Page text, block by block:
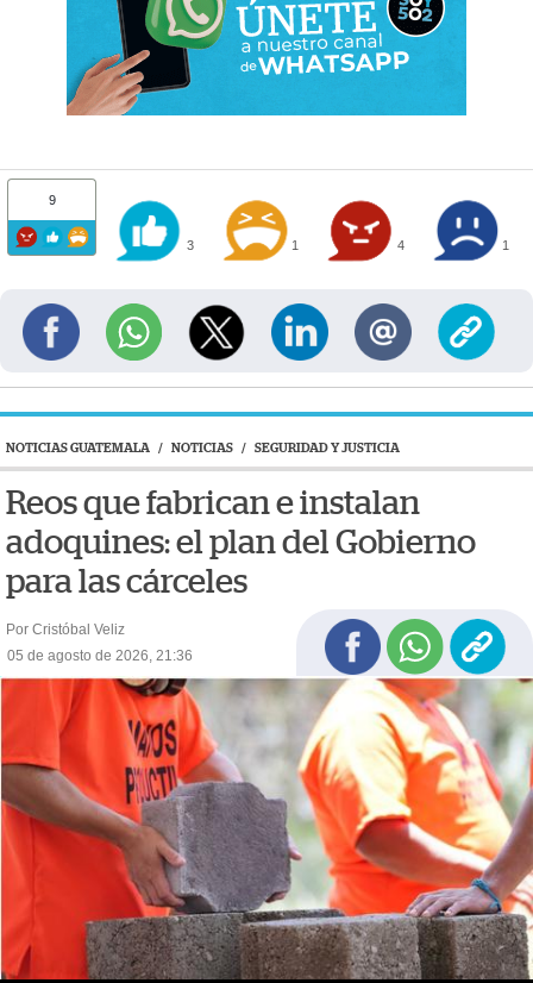
9
3 1 4 1
NOTICIAS GUATEMALA / NOTICIAS / SEGURIDAD Y JUSTICIA
Reos que fabrican e instalan
adoquines: el plan del Gobierno
para las cárceles
Por Cristóbal Veliz
05 de agosto de 2026, 21:36